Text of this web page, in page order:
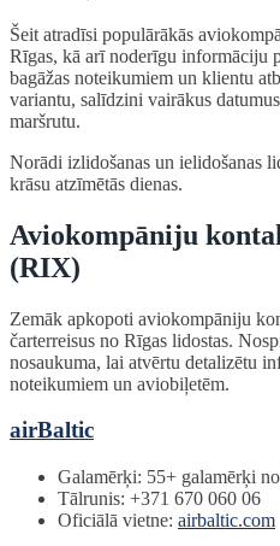
Šeit atradīsi populārākās
Rīgas, kā arī noderīgu informāciju
bagāžas noteikumiem un klientu
variantu, salīdzini vairākus
maršrutu.
Norādi izlidošanas un ielidošanas
krāsu atzīmētās dienas.
Aviokompāniju
(RIX)
Zemāk apkopoti aviokompāniju
čarterreisus no Rīgas lidostas.
nosaukuma, lai atvērtu detalizētu
noteikumiem un aviobiļetēm.
airBaltic
Galamērķi: 55+ galamērķi
Tālrunis: +371 670 060 06
Oficiālā vietne: airbaltic.com